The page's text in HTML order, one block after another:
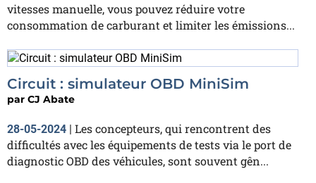
vitesses manuelle, vous pouvez réduire votre
consommation de carburant et limiter les émissions...
Circuit : simulateur OBD MiniSim
par CJ Abate
28-05-2024 | Les concepteurs, qui rencontrent des
difficultés avec les équipements de tests via le port de
diagnostic OBD des véhicules, sont souvent gên...